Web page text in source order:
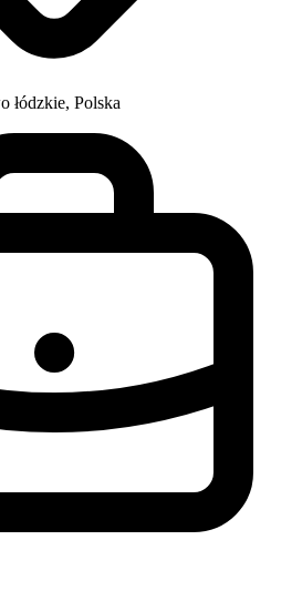
łódzkie, Polska